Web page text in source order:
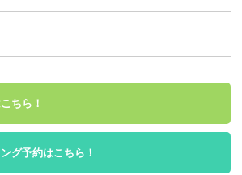
ちら！
グ予約はこちら！